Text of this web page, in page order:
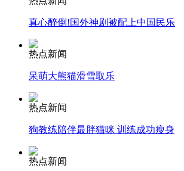
外交部：反对强权政治霸凌主义
外交部：有关国家言论片面不公正
安徽一实载49人客车翻车
真心醉倒!国外神剧被配上中国民乐
热点新闻
呆萌大熊猫滑雪取乐
热点新闻
狗教练陪伴最胖猫咪 训练成功瘦身
热点新闻